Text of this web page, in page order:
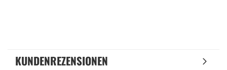
KUNDENREZENSIONEN